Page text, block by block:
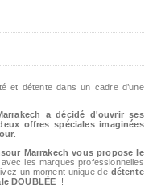
et détente dans un cadre d’une
a décidé d'ouvrir ses
offres spéciales imaginées
Marrakech vous propose le
avec les marques professionnelles
un moment unique de détente
DOUBLÉE !